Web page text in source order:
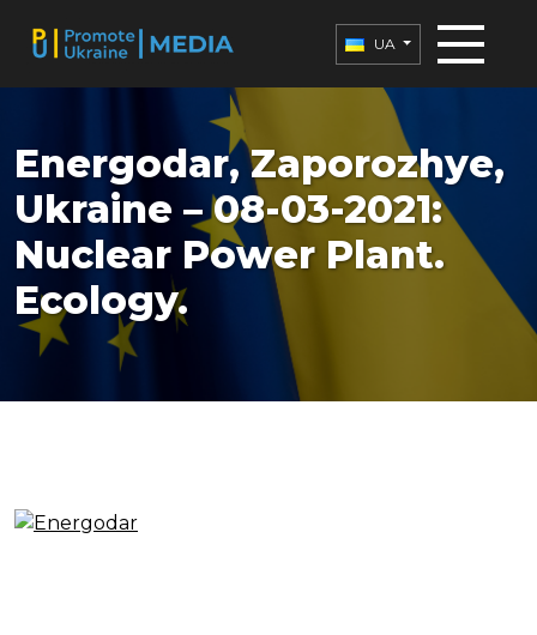
UA
Energodar, Zaporozhye,
Ukraine – 08-03-2021:
Nuclear Power Plant.
Ecology.